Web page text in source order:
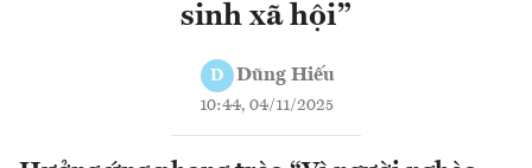
sinh xã hội”
D Dũng Hiếu
10:44, 04/11/2025